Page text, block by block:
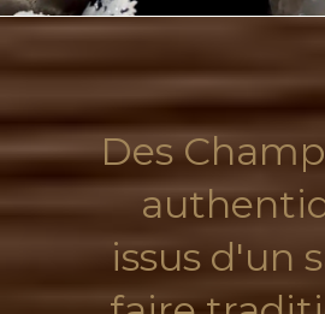
Des
issus d'un